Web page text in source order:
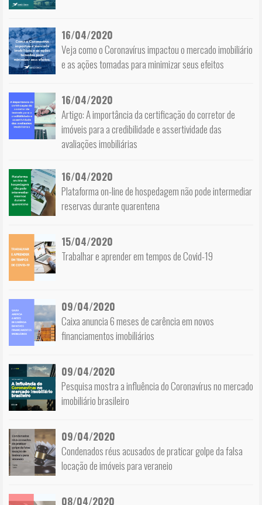
16/04/2020
Veja como o Coronavírus impactou o mercado imobiliário
e as ações tomadas para minimizar seus efeitos
16/04/2020
Artigo: A importância da certificação do corretor de
imóveis para a credibilidade e assertividade das
avaliações imobiliárias
16/04/2020
Plataforma on-line de hospedagem não pode intermediar
reservas durante quarentena
15/04/2020
Trabalhar e aprender em tempos de Covid-19
09/04/2020
Caixa anuncia 6 meses de carência em novos
financiamentos imobiliários
09/04/2020
Pesquisa mostra a influência do Coronavírus no mercado
imobiliário brasileiro
09/04/2020
Condenados réus acusados de praticar golpe da falsa
locação de imóveis para veraneio
08/04/2020